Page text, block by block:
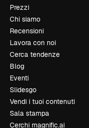
Prezzi
Chi siamo
Recensioni
Lavora con noi
Cerca tendenze
Blog
Eventi
Slidesgo
Vendi i tuoi contenuti
Sala stampa
Cerchi magnific.ai